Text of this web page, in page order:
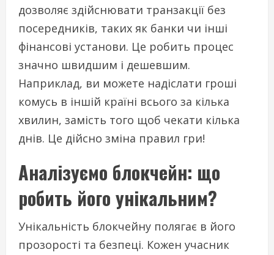
дозволяє здійснювати транзакції без
посередників, таких як банки чи інші
фінансові установи. Це робить процес
значно швидшим і дешевшим.
Наприклад, ви можете надіслати гроші
комусь в іншій країні всього за кілька
хвилин, замість того щоб чекати кілька
днів. Це дійсно зміна правил гри!
Аналізуємо блокчейн: що
робить його унікальним?
Унікальність блокчейну полягає в його
прозорості та безпеці. Кожен учасник